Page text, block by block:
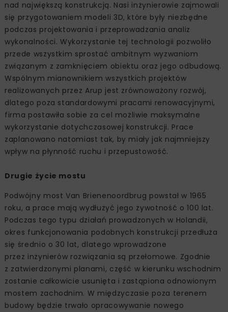
nad największą konstrukcją. Nasi inżynierowie zajmowali
się przygotowaniem modeli 3D, które były niezbędne
podczas projektowania i przeprowadzania analiz
wykonalności. Wykorzystanie tej technologii pozwoliło
przede wszystkim sprostać ambitnym wyzwaniom
związanym z zamknięciem obiektu oraz jego odbudową.
Wspólnym mianownikiem wszystkich projektów
realizowanych przez Arup jest zrównoważony rozwój,
dlatego poza standardowymi pracami renowacyjnymi,
firma postawiła sobie za cel możliwie maksymalne
wykorzystanie dotychczasowej konstrukcji. Prace
zaplanowano natomiast tak, by miały jak najmniejszy
wpływ na płynność ruchu i przepustowość.
Drugie życie mostu
Podwójny most Van Brienenoordbrug powstał w 1965
roku, a prace mają wydłużyć jego żywotność o 100 lat.
Podczas tego typu działań prowadzonych w Holandii,
okres funkcjonowania podobnych konstrukcji przedłuża
się średnio o 30 lat, dlatego wprowadzone
przez inżynierów rozwiązania są przełomowe. Zgodnie
z zatwierdzonymi planami, część w kierunku wschodnim
zostanie całkowicie usunięta i zastąpiona odnowionym
mostem zachodnim. W międzyczasie poza terenem
budowy będzie trwało opracowywanie nowego